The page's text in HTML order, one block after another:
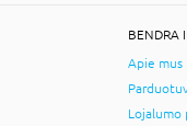
BENDRA
Apie mus
Lojalumo